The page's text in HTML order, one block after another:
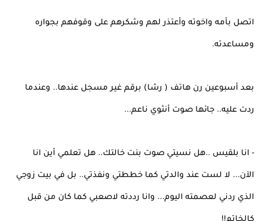
اتصل بأمه واخوته وأعتذر لهم وشكرهم على وقوفهم بجواره
ومساعدته.
بعد أسبوعين رن هاتف ( رشا) برقم غير مسجل عندها.. وعندما
ردت عليه.. جائها صوت أنثوي ناعم...
- انا بلقيس ..هل نسيتي صوت بنت خالتك.. هل تعلمي أين انا
الآن... لا لست عند والدتي كما خططتي ونفذتي.. بل في بيت زوجي
الذي ردني لعصمته اليوم... وانا رددته لاصعبي كما كان من قبل